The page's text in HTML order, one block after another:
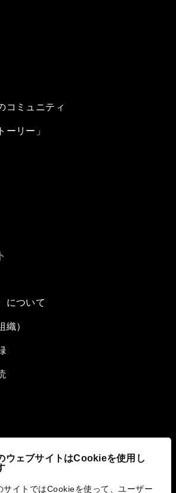
ウェブサイトはCookieを使用し
サイトではCookieを使って、ユーザー
コミュニティ
ーリー」
について
）
取り組み